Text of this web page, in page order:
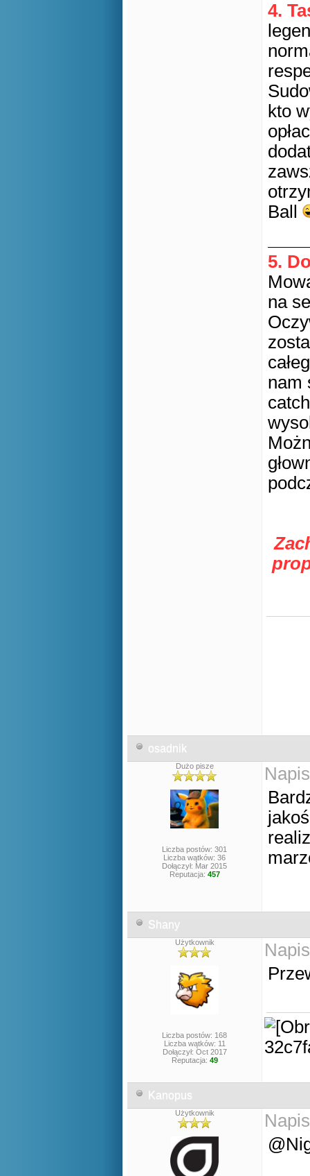
4.
kto
Ball
5.
na
nam
osadnik
Dużo pisze
Liczba postów: 301
Liczba wątków: 36
Dołączył: Mar 2015
Reputacja: 457
Shany
Użytkownik
Liczba postów: 168
Liczba wątków: 11
Dołączył: Oct 2017
Reputacja: 49
Kanopus
Użytkownik